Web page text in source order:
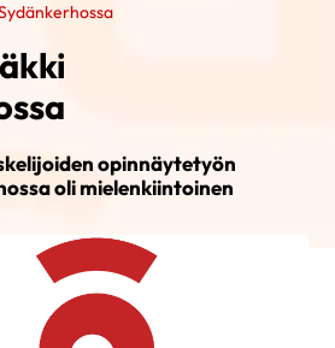
opinnäytetyön
oli mielenkiintoinen